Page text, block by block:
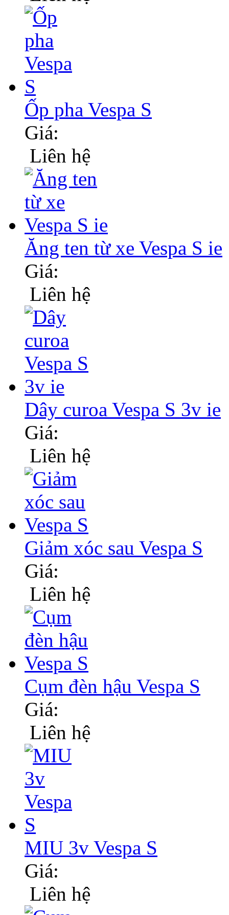
Ốp pha Vespa S
Giá:
Liên hệ
Ăng ten từ xe Vespa S ie
Giá:
Liên hệ
Dây curoa Vespa S 3v ie
Giá:
Liên hệ
Giảm xóc sau Vespa S
Giá:
Liên hệ
Cụm đèn hậu Vespa S
Giá:
Liên hệ
MIU 3v Vespa S
Giá:
Liên hệ